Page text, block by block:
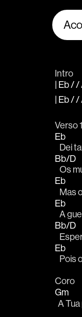
Intro
| Eb /
| Eb /
Verso 1
Eb
Dei
Bb/D
Os
Eb
Mas
Eb
A
Bb/D
Eb
Coro
Gm
A